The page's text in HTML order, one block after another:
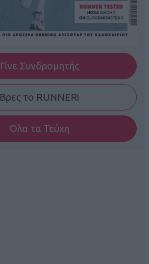
Γίνε Συνδρομητής
Βρες το RUNNER!
Όλα τα Τεύχη